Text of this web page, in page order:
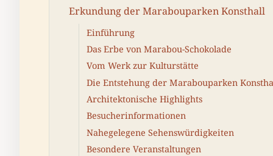
Erkundung der Marabouparken Konsthall
Einführung
Das Erbe von Marabou-Schokolade
Vom Werk zur Kulturstätte
Die Entstehung der Marabouparken
Architektonische Highlights
Besucherinformationen
Nahegelegene Sehenswürdigkeiten
Besondere Veranstaltungen